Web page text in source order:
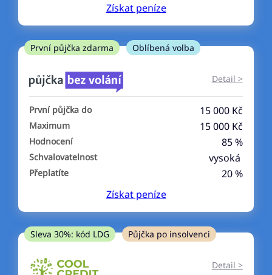
ano
ne
V exekuci
ano
ne
Po insolvenci
ano
V hotovosti
ano
Získatpeníze
První půjčka zdarma Oblíbená volba
Detail >
První půjčka do 15 000 Kč
Maximum 15 000 Kč
Hodnocení 85 %
Schvalovatelnost vysoká
Přeplatíte
20 %
Získatpeníze
Sleva 30%: kód LDG Půjčka po insolvenci
Detail >